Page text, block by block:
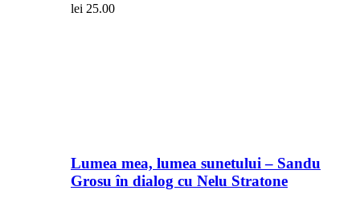
lei 25.00
Lumea mea, lumea sunetului – Sandu
Grosu în dialog cu Nelu Stratone